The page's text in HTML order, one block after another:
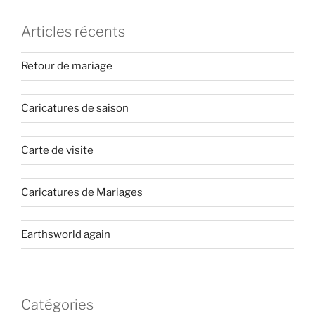
Articles récents
Retour de mariage
Caricatures de saison
Carte de visite
Caricatures de Mariages
Earthsworld again
Catégories